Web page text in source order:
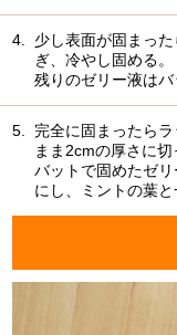
4.
少し表面が固まっ
ぎ、冷やし固める。
残りのゼリー液はバ
5.
完全に固まったら
まま2cmの厚さに切
バットで固めたゼ
にし、ミントの葉と